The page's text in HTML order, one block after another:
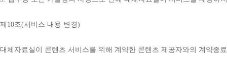
제 10조(서비스 내용 변경)
대체자료실이 콘텐츠 서비스를 위해 계약한 콘텐츠 제공자와의 계약종